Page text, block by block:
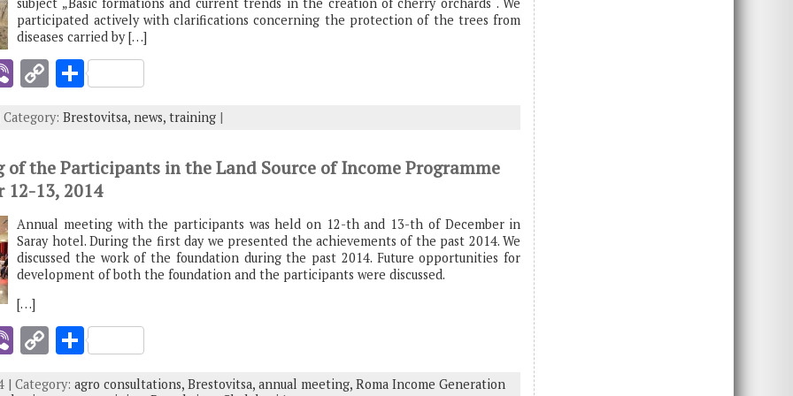
k
participated actively with clarifications concerning the protection of the trees from
diseases carried by […]
Vi
er
C
p
y
Li
n
k
S
ar
e
Category:Brestovitsa, news,training |
of the Participants in the Land Source of Income Programme
12-13, 2014
Annual meeting with the participants was held on 12-th and 13-th of December in
Saray hotel. During the first day we presented the achievements of the past 2014. We
discussed the work of the foundation during the past 2014. Future opportunities for
development of both the foundation and the participants were discussed.
[…]
Vi C S
| Category:agro consultations,Brestovitsa,annual meeting,Roma Income Generation